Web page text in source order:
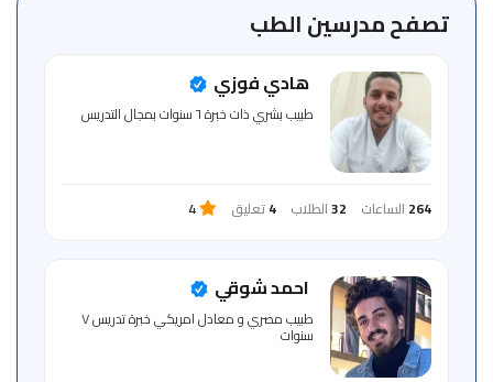
للمنصة
الإرشادي
تصفح مدرسين الطب
هادي فوزي
طبيب بشري ذات خبرة ٦ سنوات بمجال التدريس
264 الساعات 32الطلاب 4تعليق 4
احمد شوقي
طبيب مصري و معادل امريكي خبرة تدريس ٧
سنوات